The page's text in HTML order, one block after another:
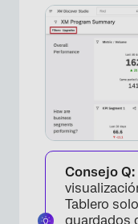
Consejo Q:
Tablero
guardados